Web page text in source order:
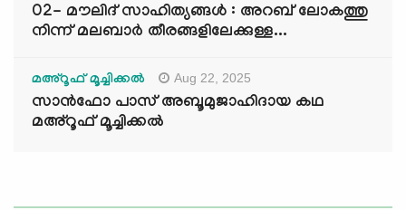
02- മൗലിദ് സാഹിത്യങ്ങൾ : അറബ് ലോകത്തു
നിന്ന് മലബാർ തീരങ്ങളിലേക്കുള്ള...
മഅ്റൂഫ് മൂച്ചിക്കല്‍ Aug 22, 2025
സാൻഫോ പാസ് അബൂമുജാഹിദായ കഥ
മഅ്റൂഫ് മൂച്ചിക്കല്‍